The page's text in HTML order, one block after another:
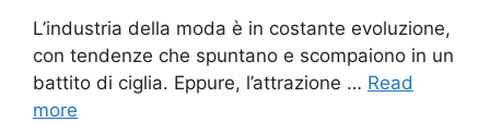
L’industria della moda è in costante evoluzione,
con tendenze che spuntano e scompaiono in un
battito di ciglia. Eppure, l’attrazione … Read
more